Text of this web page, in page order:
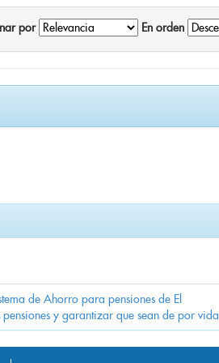
por En orden
de Ahorro para pensiones de El
y garantizar que sean de por vida